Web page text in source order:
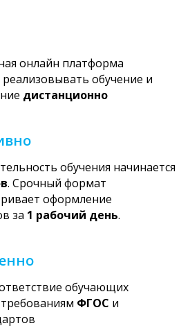
онлайн платформа
реализовывать обучение и
дистанционно
обучения начинается
. Срочный формат
оформление
за 1 рабочий день.
обучающих
ФГОС и